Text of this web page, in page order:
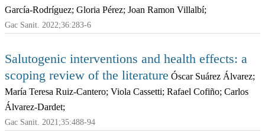
García-Rodríguez; Gloria Pérez; Joan Ramon Villalbí;
Gac Sanit. 2022;36:283-6
Salutogenic interventions and health effects: a
scoping review of the literature Óscar Suárez Álvarez;
María Teresa Ruiz-Cantero; Viola Cassetti; Rafael Cofiño; Carlos
Álvarez-Dardet;
Gac Sanit. 2021;35:488-94